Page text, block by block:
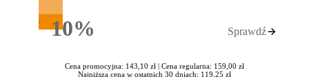
10%Rabatu Sprawdź
Cena promocyjna: 143,10 zł | Cena regularna: 159,00 zł
Najniższa cena w ostatnich 30 dniach: 119,25 zł